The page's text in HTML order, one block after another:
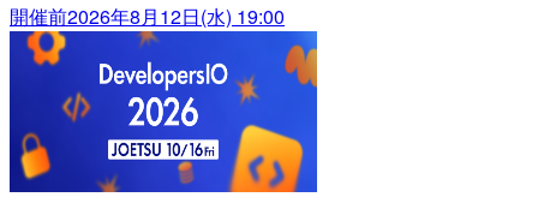
開催前2026年8月12日(水) 19:00